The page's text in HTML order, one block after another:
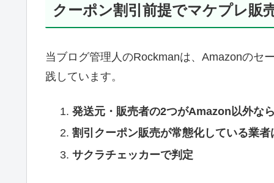
クーポン割引前提でマケプレ販
当ブログ管理人のRockmanは、Amazonのセ
践しています。
発送元・販売者の2つがAmazon以外な
割引クーポン販売が常態化している業
サクラチェッカーで判定